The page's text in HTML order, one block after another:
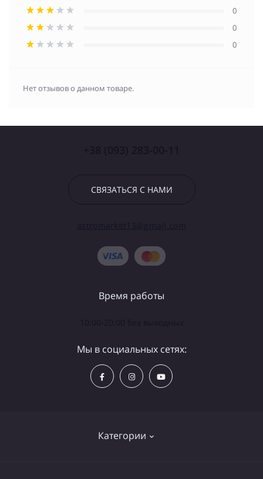
0
0
0
Нет отзывов о данном товаре.
СВЯЗАТЬСЯ С НАМИ
Категории
Время работы
Мы в социальных сетях: